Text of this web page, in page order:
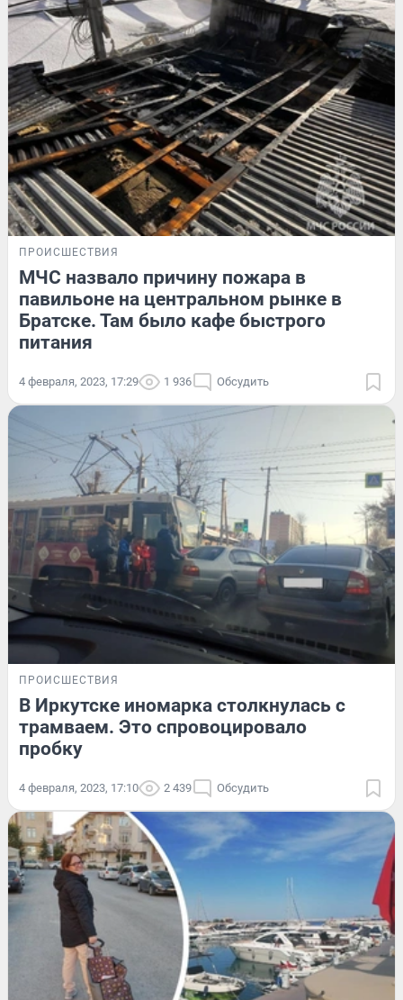
ПРОИСШЕСТВИЯ
МЧС назвало причину пожара в
павильоне на центральном рынке в
Братске. Там было кафе быстрого
питания
4 февраля, 2023, 17:29 1 936 Обсудить
ПРОИСШЕСТВИЯ
В Иркутске иномарка столкнулась с
трамваем. Это спровоцировало
пробку
4 февраля, 2023, 17:10 2 439 Обсудить